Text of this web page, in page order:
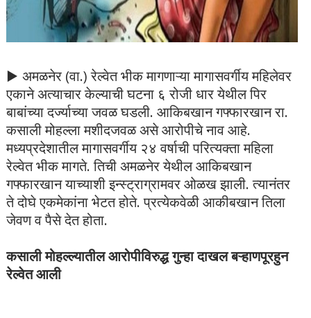
▶ अमळनेर (वा.) रेल्वेत भीक मागणाऱ्या मागासवर्गीय महिलेवर
एकाने अत्याचार केल्याची घटना ६ रोजी धार येथील पिर
बाबांच्या दर्ज्याच्या जवळ घडली. आकिबखान गफ्फारखान रा.
कसाली मोहल्ला मशीदजवळ असे आरोपीचे नाव आहे.
मध्यप्रदेशातील मागासवर्गीय २४ वर्षाची परित्यक्ता महिला
रेल्वेत भीक मागते. तिची अमळनेर येथील आकिबखान
गफ्फारखान याच्याशी इन्स्ट्राग्रामवर ओळख झाली. त्यानंतर
ते दोघे एकमेकांना भेटत होते. प्रत्येकवेळी आकीबखान तिला
जेवण व पैसे देत होता.
कसाली मोहल्ल्यातील आरोपीविरुद्ध गुन्हा दाखल बऱ्हाणपूरहुन
रेल्वेत आली